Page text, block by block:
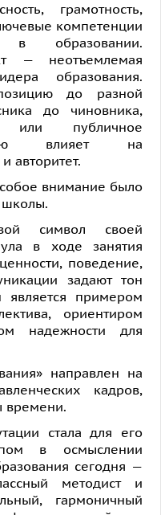
грамотность,
компетенции
в образовании.
— неотъемлемая
образования.
до разной
до чиновника,
или публичное
влияет на
авторитет.
внимание было
школы.
символ своей
в ходе занятия
поведение,
задают тон
примером
ориентиром
надежности для
направлен на
кадров,
времени.
стала для его
в осмыслении
сегодня —
методист и
гармоничный